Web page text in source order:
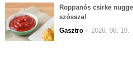
Roppanós csirke
szósszal
Gasztro
2026. 06. 19.